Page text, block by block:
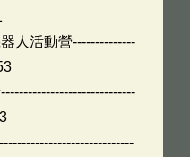
人活動營--------------